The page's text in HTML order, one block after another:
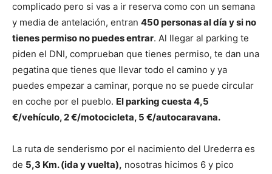
complicado pero si vas a ir reserva como con un semana
y media de antelación, entran 450 personas al día y si no
tienes permiso no puedes entrar. Al llegar al parking te
piden el DNI, comprueban que tienes permiso, te dan una
pegatina que tienes que llevar todo el camino y ya
puedes empezar a caminar, porque no se puede circular
en coche por el pueblo. El parking cuesta 4,5
€/vehículo, 2 €/motocicleta, 5 €/autocaravana.
La ruta de senderismo por el nacimiento del Urederra es
de 5,3 Km. (ida y vuelta), nosotras hicimos 6 y pico